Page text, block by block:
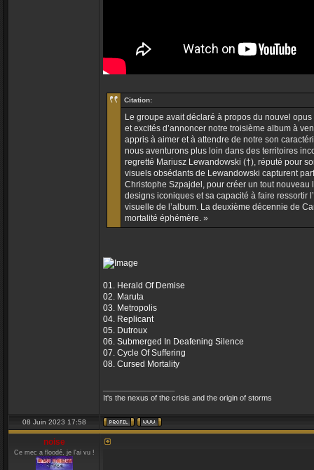
Citation:
Le groupe avait déclaré à propos du nouvel
et excités d’annoncer notre troisième album à
appris à aimer et à attendre de notre son
nous aventurons plus loin dans des territoires
regretté Mariusz Lewandowski (†), réputé pour
visuels obsédants de Lewandowski capturent
Christophe Szpajdel, pour créer un tout nouveau
designs iconiques et sa capacité à faire ressortir
visuelle de l’album. La deuxième décennie de
mortalité éphémère. »
01. Herald Of Demise
02. Maruta
03. Metropolis
04. Replicant
05. Dutroux
06. Submerged In Deafening Silence
07. Cycle Of Suffering
08. Cursed Mortality
It's the nexus of the crisis and the origin of storms
08 Juin 2023 17:58
noise
Ce mec a floodé, je l'ai vu !